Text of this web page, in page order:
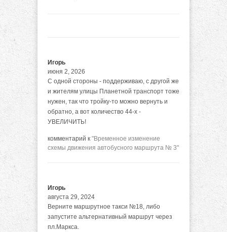
Игорь
июня 2, 2026
С одной стороны - поддерживаю, с другой же
и жителям улицы Планетной транспорт тоже
нужен, так что тройку-то можно вернуть и
обратно, а вот количество 44-х -
УВЕЛИЧИТЬ!
комментарий к "Временное изменение
схемы движения автобусного маршрута № 3"
Игорь
августа 29, 2024
Верните маршрутное такси №18, либо
запустите альтернативный маршрут через
пл.Маркса.